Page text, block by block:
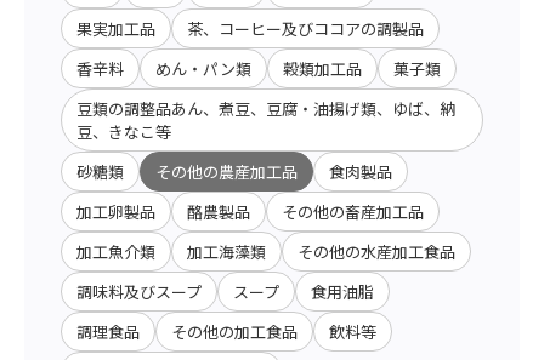
果実加工品 茶、コーヒー及びココアの調製品
香辛料 めん・パン類 穀類加工品 菓子類
豆類の調整品あん、煮豆、豆腐・油揚げ類、ゆば、納
豆、きなこ等
砂糖類 その他の農産加工品 食肉製品
加工卵製品 酪農製品 その他の畜産加工品
加工魚介類 加工海藻類 その他の水産加工食品
調味料及びスープ スープ 食用油脂
調理食品 その他の加工食品 飲料等